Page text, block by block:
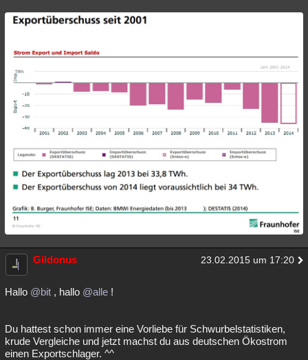
Gildonus 23.02.2015 um 17:20
Hallo @bit , hallo @alle !
Du hattest schon immer eine Vorliebe für Schwurbelstatistiken,
krude Vergleiche und jetzt machst du aus deutschen Ökostrom
einen Exportschlager. ^^